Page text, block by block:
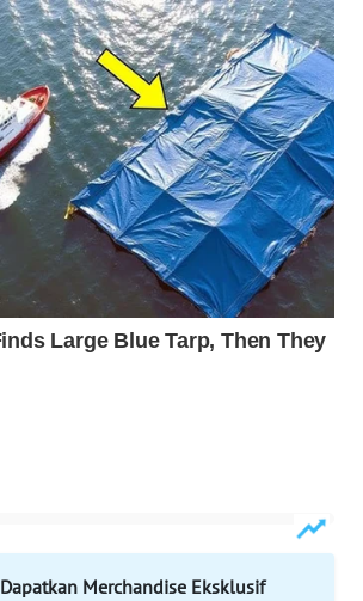
Dapatkan Merchandise Eksklusif